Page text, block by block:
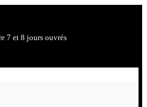
7 et 8 jours ouvrés